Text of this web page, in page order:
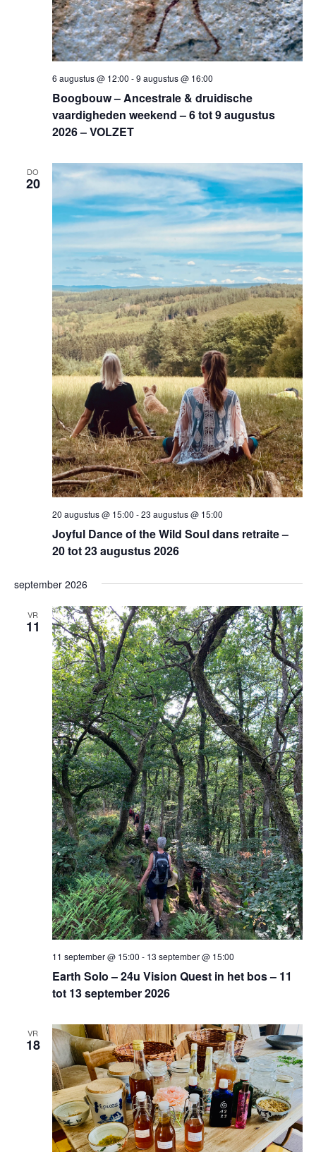
6 augustus @ 12:00 -9 augustus @ 16:00
Boogbouw – Ancestrale & druidische
vaardigheden weekend – 6 tot 9 augustus
2026 – VOLZET
DO
20
20 augustus @ 15:00 -23 augustus @ 15:00
Joyful Dance of the Wild Soul dans retraite –
20 tot 23 augustus 2026
september 2026
VR
11
11 september @ 15:00 - 13 september @ 15:00
Earth Solo – 24u Vision Quest in het bos – 11
tot 13 september 2026
VR
18